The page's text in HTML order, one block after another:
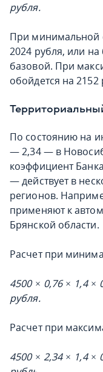
рубля.
При минимальной
2024 рубля, или
базовой. При
обойдется на
По состоянию на
— 2,34 — в
коэффициент
— действует в
регионов.
применяют к
Брянской области.
Расчет при
4500 × 0,76 × 1,4 ×
рубля.
Расчет при
4500 × 2,34 × 1,4 ×